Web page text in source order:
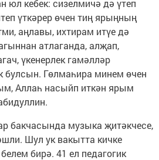
юл кебек: сизелмичә дә үтеп
үткәрер өчен тиң ярыңның
аңлавы, ихтирам итүе дә
атлаганда, алҗап,
үкенерлек гамәлләр
булсын. Гөлмаһира минем өчен
Аллаһ насыйп иткән ярым
бакчасында музыка җитәкчесе,
Шул ук вакытта кичке
бирә. 41 ел педагогик